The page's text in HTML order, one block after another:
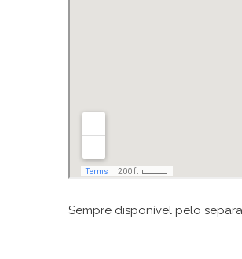
Sempre disponível pelo